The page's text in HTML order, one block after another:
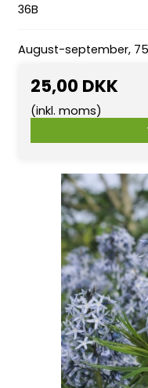
36B
August-september,
25,00 DKK
(inkl. moms)